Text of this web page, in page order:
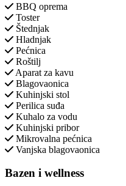
BBQ oprema
Toster
Štednjak
Hladnjak
Pećnica
Roštilj
Aparat za kavu
Blagovaonica
Kuhinjski stol
Perilica suđa
Kuhalo za vodu
Kuhinjski pribor
Mikrovalna pećnica
Vanjska blagovaonica
Bazen i wellness